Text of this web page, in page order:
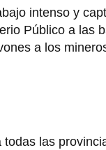
intenso y
Público a las
a los
las